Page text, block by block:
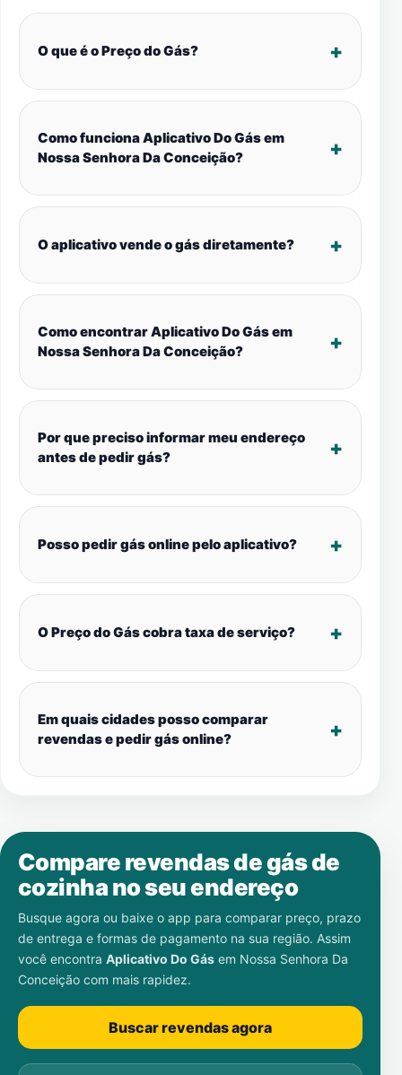
O que é o Preço do Gás?
Como funciona Aplicativo Do Gás em
Nossa Senhora Da Conceição?
O aplicativo vende o gás diretamente?
Como encontrar Aplicativo Do Gás em
Nossa Senhora Da Conceição?
Por que preciso informar meu endereço
antes de pedir gás?
Posso pedir gás online pelo aplicativo?
O Preço do Gás cobra taxa de serviço?
Em quais cidades posso comparar
revendas e pedir gás online?
Compare revendas de gás de
cozinha no seu endereço
Busque agora ou baixe o app para comparar preço, prazo
de entrega e formas de pagamento na sua região. Assim
você encontra Aplicativo Do Gás em Nossa Senhora Da
Conceição com mais rapidez.
Buscar revendas agora